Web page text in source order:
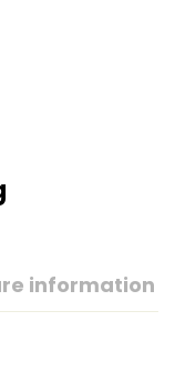
information